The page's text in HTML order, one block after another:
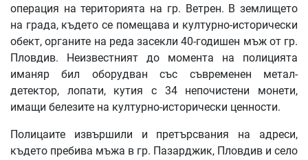
операция на територията на гр. Ветрен. В землището
на града, където се помещава и културно-исторически
обект, органите на реда засекли 40-годишен мъж от гр.
Пловдив. Неизвестният до момента на полицията
иманяр бил оборудван със съвременен метал-
детектор, лопати, кутия с 34 непочистени монети,
имащи белезите на културно-исторически ценности.
Полицаите извършили и претърсвания на адреси,
където пребива мъжа в гр. Пазарджик, Пловдив и село